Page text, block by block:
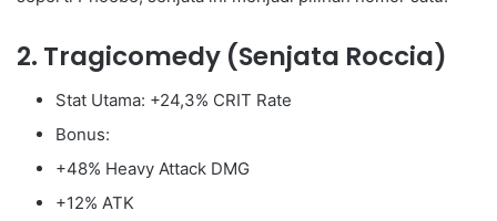
2. Tragicomedy (Senjata Roccia)
Stat Utama: +24,3% CRIT Rate
Bonus:
+48% Heavy Attack DMG
+12% ATK